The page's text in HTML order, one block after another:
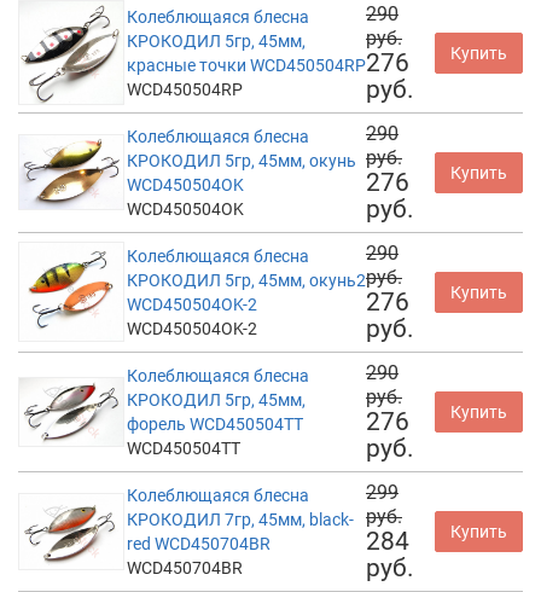
Колеблющаяся блесна
КРОКОДИЛ 5гр, 45мм,
красные точки WCD450504RP
WCD450504RP
290
руб.
276
руб.
Купить
Колеблющаяся блесна
КРОКОДИЛ 5гр, 45мм, окунь
WCD450504OK
WCD450504OK
290
руб.
276
руб.
Купить
Колеблющаяся блесна
КРОКОДИЛ 5гр, 45мм, окунь2
WCD450504OK-2
WCD450504OK-2
290
руб.
276
руб.
Купить
Колеблющаяся блесна
КРОКОДИЛ 5гр, 45мм,
форель WCD450504TT
WCD450504TT
290
руб.
276
руб.
Купить
Колеблющаяся блесна
КРОКОДИЛ 7гр, 45мм, black-
red WCD450704BR
WCD450704BR
299
руб.
284
руб.
Купить